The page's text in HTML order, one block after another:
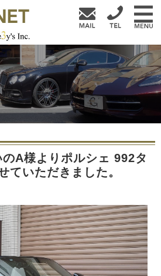
A様よりポルシェ 992タ
ていただきました。